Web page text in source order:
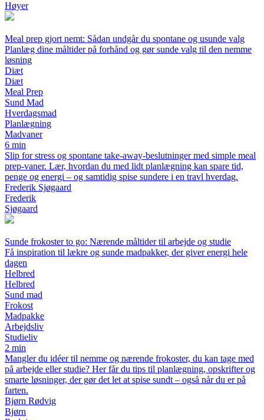
Høyer
Meal prep gjort nemt: Sådan undgår du spontane og usunde valg
Planlæg dine måltider på forhånd og gør sunde valg til den nemme
løsning
Diæt
Diæt
Meal Prep
Sund Mad
Hverdagsmad
Planlægning
Madvaner
6 min
Slip for stress og spontane take-away-beslutninger med simple meal
prep-vaner. Lær, hvordan du med lidt planlægning kan spare tid,
penge og energi – og samtidig spise sundere i en travl hverdag.
Frederik Sjøgaard
Frederik
Sjøgaard
Sunde frokoster to go: Nærende måltider til arbejde og studie
Få inspiration til lækre og sunde madpakker, der giver energi hele
dagen
Helbred
Helbred
Sund mad
Frokost
Madpakke
Arbejdsliv
Studieliv
2 min
Mangler du idéer til nemme og nærende frokoster, du kan tage med
på arbejde eller studie? Her får du tips til planlægning, opskrifter og
smarte løsninger, der gør det let at spise sundt – også når du er på
farten.
Bjørn Rødvig
Bjørn